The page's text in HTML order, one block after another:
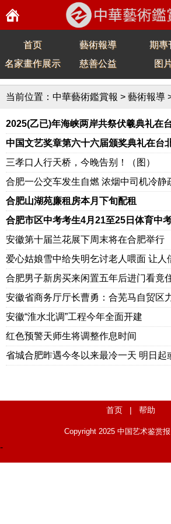
首页 藝術報導 期專
名家畫作展示
慈善公益 图
当前位置： 中華藝術鑑賞報 > 藝術報導
2025(乙已)年海峡两岸共祭伏羲典礼在
中国文艺奖章第六十六届颁奖典礼在台
三孝口人行天桥，今晚告别！（图）
合肥一公交车发生自燃 浓烟中司机冷静
合肥山湖苑廉租房本月下旬配租
合肥市区中考考生4月21至25日体育中
安徽第十届兰花展下周末将在合肥举行
爱心姑娘雪中给失明乞讨老人喂面 让人
合肥男子新房买来闲置五年后进门看竟
安徽省商务厅厅长曹勇：合芜马自贸区
安徽“淮水北调”工程今年全面开建
红色预警天师生将调整作息时间
省城合肥昨遇今冬以来最冷一天 明日起
首页 | 帮助
Copyright 2025 中国艺术鉴赏
-